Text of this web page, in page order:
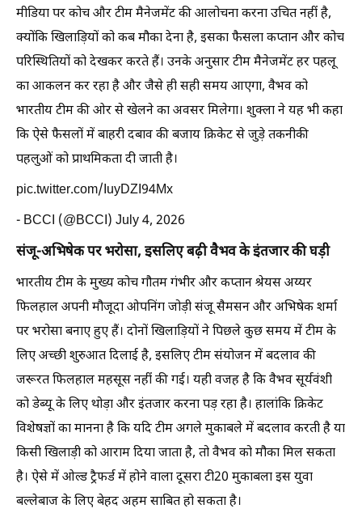
मीडिया पर कोच और टीम मैनेजमेंट की आलोचना करना उचित नहीं है,
क्योंकि खिलाड़ियों को कब मौका देना है, इसका फैसला कप्तान और कोच
परिस्थितियों को देखकर करते हैं। उनके अनुसार टीम मैनेजमेंट हर पहलू
का आकलन कर रहा है और जैसे ही सही समय आएगा, वैभव को
भारतीय टीम की ओर से खेलने का अवसर मिलेगा। शुक्ला ने यह भी कहा
कि ऐसे फैसलों में बाहरी दबाव की बजाय क्रिकेट से जुड़े तकनीकी
पहलुओं को प्राथमिकता दी जाती है।
pic.twitter.com/IuyDZI94Mx
- BCCI (@BCCI) July 4, 2026
संजू-अभिषेक पर भरोसा, इसलिए बढ़ी वैभव के इंतजार की घड़ी
भारतीय टीम के मुख्य कोच गौतम गंभीर और कप्तान श्रेयस अय्यर
फिलहाल अपनी मौजूदा ओपनिंग जोड़ी संजू सैमसन और अभिषेक शर्मा
पर भरोसा बनाए हुए हैं। दोनों खिलाड़ियों ने पिछले कुछ समय में टीम के
लिए अच्छी शुरुआत दिलाई है, इसलिए टीम संयोजन में बदलाव की
जरूरत फिलहाल महसूस नहीं की गई। यही वजह है कि वैभव सूर्यवंशी
को डेब्यू के लिए थोड़ा और इंतजार करना पड़ रहा है। हालांकि क्रिकेट
विशेषज्ञों का मानना है कि यदि टीम अगले मुकाबले में बदलाव करती है या
किसी खिलाड़ी को आराम दिया जाता है, तो वैभव को मौका मिल सकता
है। ऐसे में ओल्ड ट्रैफर्ड में होने वाला दूसरा टी20 मुकाबला इस युवा
बल्लेबाज के लिए बेहद अहम साबित हो सकता है।